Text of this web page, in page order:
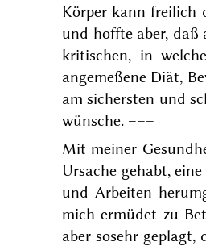
Körper kann freilich
und hoffte aber, daß
kritischen, in
angemeßene Diät,
am sichersten und
wünsche. –––
Mit meiner
Ursache gehabt,
und Arbeiten
mich ermüdet zu
aber sosehr